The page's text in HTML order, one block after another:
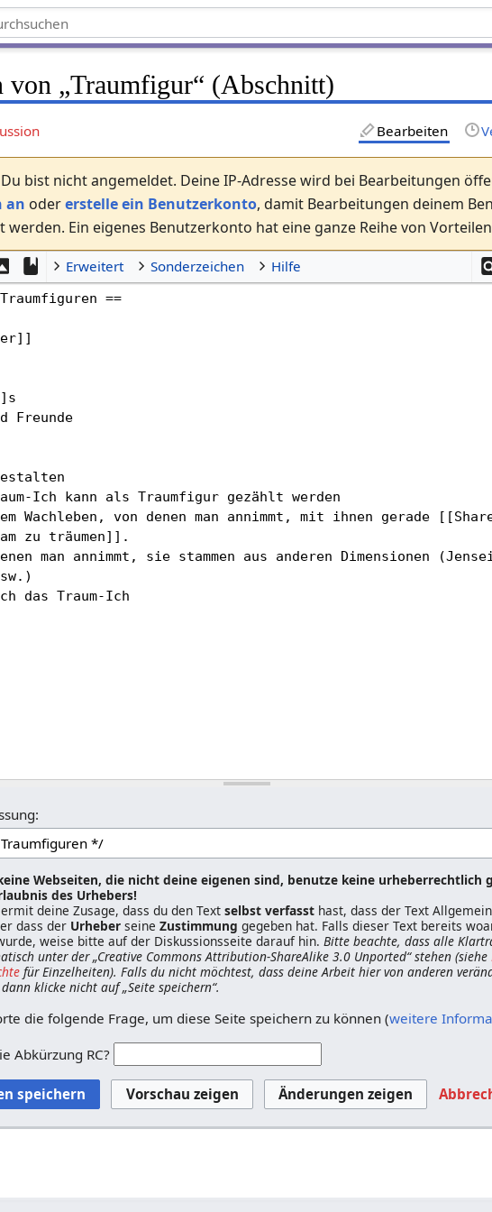
von „Traumfigur“ (Abschnitt)
Bearbeiten
Du bist nicht angemeldet. Deine IP-Adresse wird bei Bearbeitungen
an odererstelle ein Benutzerkonto, damit Bearbeitungen deinem
werden. Ein eigenes Benutzerkonto hat eine ganze Reihe von
Erweitert Sonderzeichen Hilfe
Webseiten, die nicht deine eigenen sind, benutze keine urheberrechtlich
des Urhebers!
deine Zusage, dass du den Text selbst verfassthast, dass der Text
dass der Urheberseine Zustimmung gegeben hat. Falls dieser Text bereits
weise bitte auf der Diskussionsseite darauf hin. Bitte beachte, dass alle
unter der „Creative Commons Attribution-ShareAlike 3.0 Unported“ stehen (siehe
für Einzelheiten). Falls du nicht möchtest, dass deine Arbeit hier von anderen
klicke nicht auf „Seite speichern“.
die folgende Frage, um diese Seite speichern zu können (weitere
Abkürzung RC?